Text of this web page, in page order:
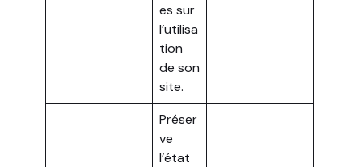
es sur
l’utilisa
tion
de son
site.
Préser
ve
l’état